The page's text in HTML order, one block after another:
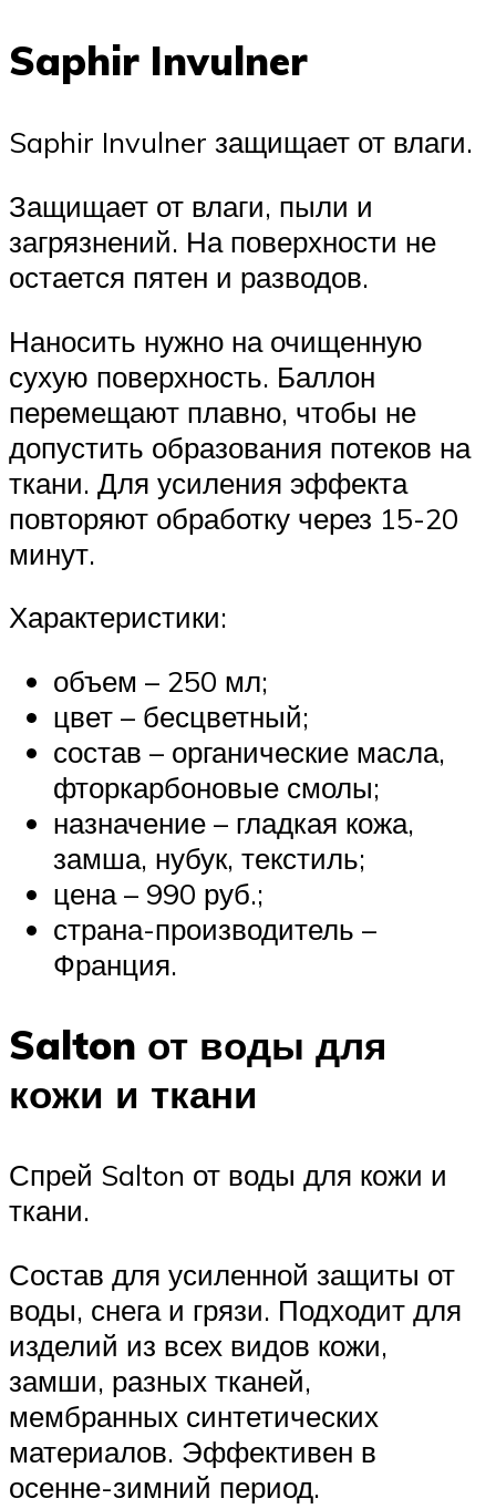
Saphir Invulner
Saphir Invulner защищает от влаги.
Защищает от влаги, пыли и
загрязнений. На поверхности не
остается пятен и разводов.
Наносить нужно на очищенную
сухую поверхность. Баллон
перемещают плавно, чтобы не
допустить образования потеков на
ткани. Для усиления эффекта
повторяют обработку через 15-20
минут.
Характеристики:
объем – 250 мл;
цвет – бесцветный;
состав – органические масла,
фторкарбоновые смолы;
назначение – гладкая кожа,
замша, нубук, текстиль;
цена – 990 руб.;
страна-производитель –
Франция.
Salton от воды для
кожи и ткани
Спрей Salton от воды для кожи и
ткани.
Состав для усиленной защиты от
воды, снега и грязи. Подходит для
изделий из всех видов кожи,
замши, разных тканей,
мембранных синтетических
материалов. Эффективен в
осенне-зимний период.